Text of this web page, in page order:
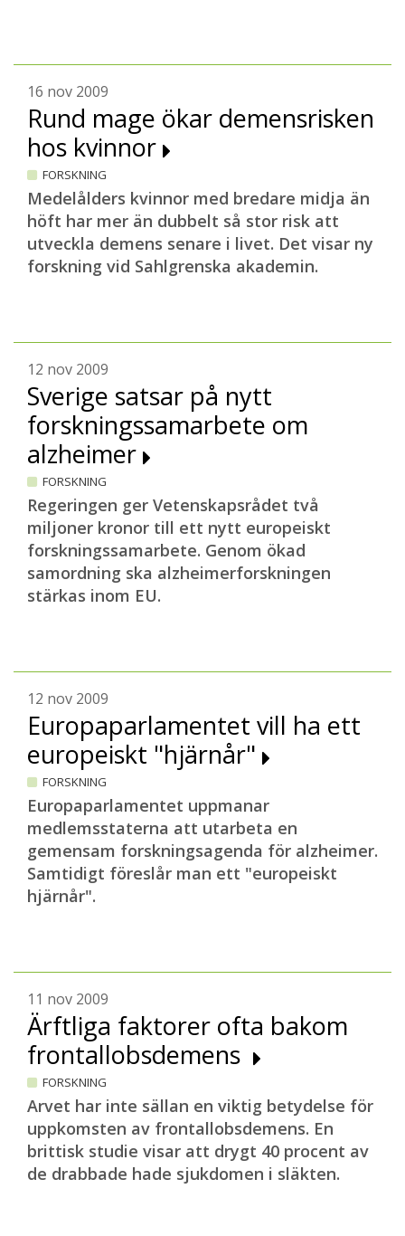
16 nov 2009
Rund mage ökar demensrisken
hos kvinnor
FORSKNING
Medelålders kvinnor med bredare midja än
höft har mer än dubbelt så stor risk att
utveckla demens senare i livet. Det visar ny
forskning vid Sahlgrenska akademin.
12 nov 2009
Sverige satsar på nytt
forskningssamarbete om
alzheimer
FORSKNING
Regeringen ger Vetenskapsrådet två
miljoner kronor till ett nytt europeiskt
forskningssamarbete. Genom ökad
samordning ska alzheimerforskningen
stärkas inom EU.
12 nov 2009
Europaparlamentet vill ha ett
europeiskt "hjärnår"
FORSKNING
Europaparlamentet uppmanar
medlemsstaterna att utarbeta en
gemensam forskningsagenda för alzheimer.
Samtidigt föreslår man ett "europeiskt
hjärnår".
11 nov 2009
Ärftliga faktorer ofta bakom
frontallobsdemens
FORSKNING
Arvet har inte sällan en viktig betydelse för
uppkomsten av frontallobsdemens. En
brittisk studie visar att drygt 40 procent av
de drabbade hade sjukdomen i släkten.